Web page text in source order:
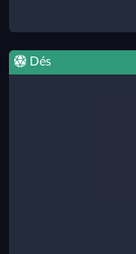
Dés